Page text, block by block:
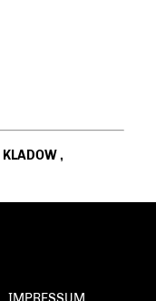
KLADOW,